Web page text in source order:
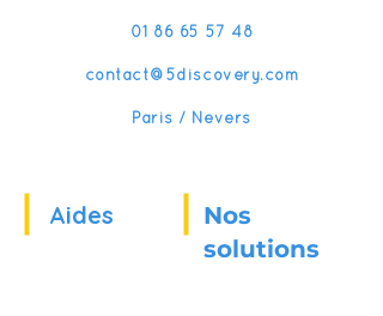
01 86 65 57 48
contact@5discovery.com
Paris / Nevers
Aides
Nos
solutions